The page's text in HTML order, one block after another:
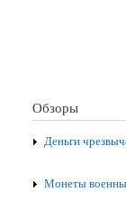
Обзоры
Деньги
Монеты